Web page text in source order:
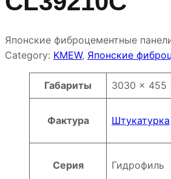
Японские фиброцементные
Category: KMEW, Японские
Атрибуты Значение
Габариты 3030 × 455
Фактура Штукатурка
Серия Гидрофиль